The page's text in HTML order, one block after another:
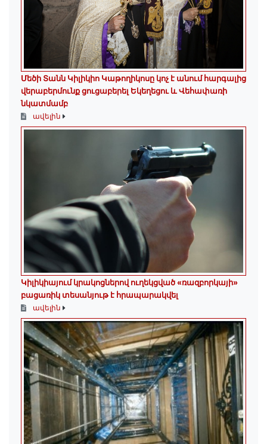
Մեծի Տանն Կիլիկիո Կաթողիկոսը կոչ է անում հարգալից
վերաբերմունք ցուցաբերել Եկեղեցու և Վեհափառի
նկատմամբ
ավելին
Կիլիկիայում կրակոցներով ուղեկցված «ռազբորկայի»
բացառիկ տեսանյութ է հրապարակվել
ավելին